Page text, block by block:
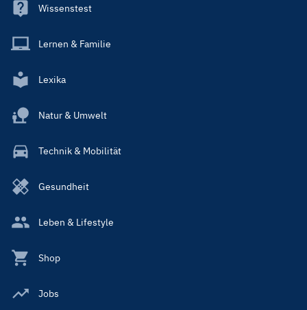
Wissenstest
Lernen & Familie
Lexika
Natur & Umwelt
Technik & Mobilität
Gesundheit
Leben & Lifestyle
Shop
Jobs